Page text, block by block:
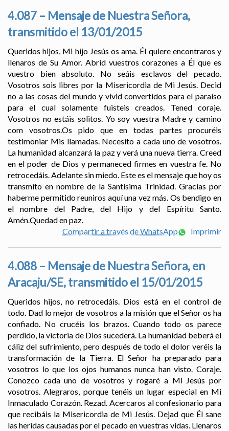
4.087 – Mensaje de Nuestra Señora,
transmitido el 13/01/2015
Queridos hijos, Mi hijo Jesús os ama. Él quiere encontraros y
llenaros de Su Amor. Abrid vuestros corazones a Él que es
vuestro bien absoluto. No seáis esclavos del pecado.
Vosotros sois libres por la Misericordia de Mi Jesús. Decid
no a las cosas del mundo y vivid convertidos para el paraíso
para el cual solamente fuisteis creados. Tened coraje.
Vosotros no estáis solitos. Yo soy vuestra Madre y camino
com vosotros.Os pido que en todas partes procuréis
testimoniar Mis llamadas. Necesito a cada uno de vosotros.
La humanidad alcanzará la paz y verá una nueva tierra. Creed
en el poder de Dios y permaneced firmes en vuestra fe. No
retrocedáis. Adelante sin miedo. Este es el mensaje que hoy os
transmito en nombre de la Santísima Trinidad. Gracias por
haberme permitido reuniros aquí una vez más. Os bendigo en
el nombre del Padre, del Hijo y del Espíritu Santo.
Amén.Quedad en paz.
Compartir a través de WhatsApp
Imprimir
4.088 – Mensaje de Nuestra Señora, en
Aracaju/SE, transmitido el 15/01/2015
Queridos hijos, no retrocedáis. Dios está en el control de
todo. Dad lo mejor de vosotros a la misión que el Señor os ha
confiado. No crucéis los brazos. Cuando todo os parece
perdido, la victoria de Dios sucederá. La humanidad beberá el
cáliz del sufrimiento, pero después de todo el dolor veréis la
transformación de la Tierra. El Señor ha preparado para
vosotros lo que los ojos humanos nunca han visto. Coraje.
Conozco cada uno de vosotros y rogaré a Mi Jesús por
vosotros. Alegraros, porque tenéis un lugar especial en Mi
Inmaculado Corazón. Rezad. Acercaros al confesionario para
que recibáis la Misericordia de Mi Jesús. Dejad que Él sane
las heridas causadas por el pecado en vuestras vidas. Llenaros